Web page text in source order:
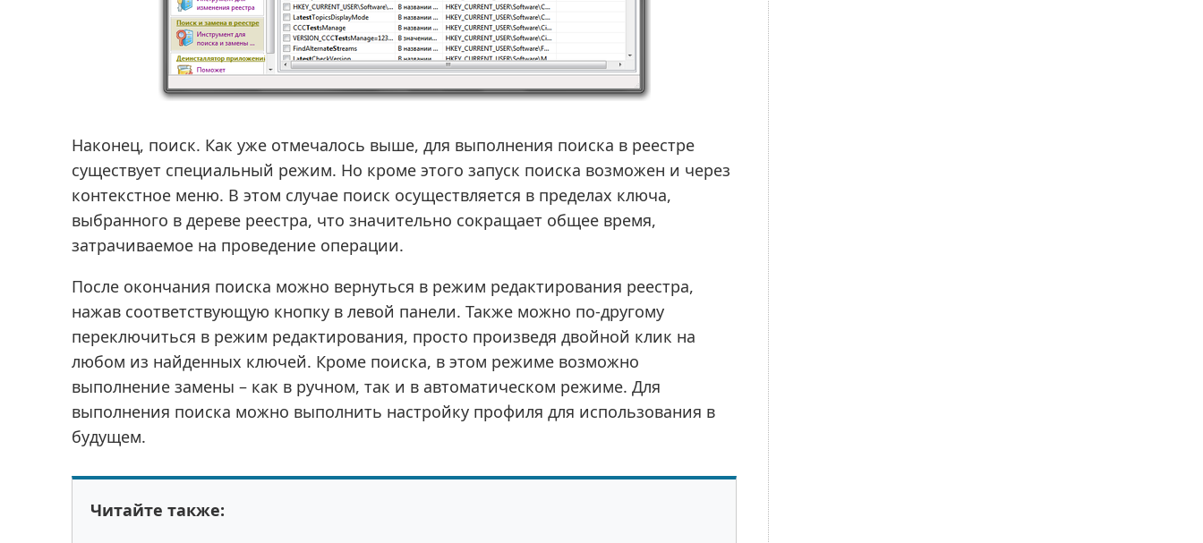
Наконец, поиск. Как уже отмечалось выше, для выполнения поиска в реестре
существует специальный режим. Но кроме этого запуск поиска возможен и через
контекстное меню. В этом случае поиск осуществляется в пределах ключа,
выбранного в дереве реестра, что значительно сокращает общее время,
затрачиваемое на проведение операции.
После окончания поиска можно вернуться в режим редактирования реестра,
нажав соответствующую кнопку в левой панели. Также можно по-другому
переключиться в режим редактирования, просто произведя двойной клик на
любом из найденных ключей. Кроме поиска, в этом режиме возможно
выполнение замены – как в ручном, так и в автоматическом режиме. Для
выполнения поиска можно выполнить настройку профиля для использования в
будущем.
Читайте также: